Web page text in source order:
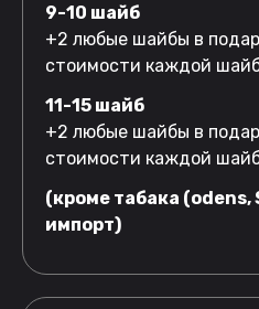
9-10 шайб
+2 любые шайбы в
стоимости каждой
11-15 шайб
+2 любые шайбы в
стоимости каждой
(кроме табака (odens,
импорт)